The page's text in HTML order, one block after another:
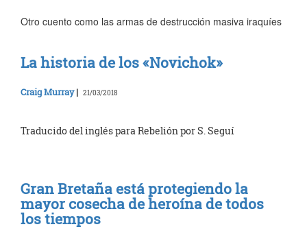
Otro cuento como las armas de destrucción masiva iraquíes
La historia de los «Novichok»
Craig Murray| 21/03/2018
Traducido del inglés para Rebelión por S. Seguí
Gran Bretaña está protegiendo la
mayor cosecha de heroína de todos
los tiempos